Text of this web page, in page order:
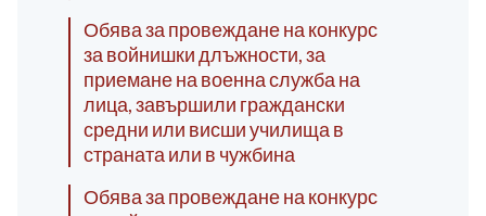
Обява за провеждане на конкурс
за войнишки длъжности, за
приемане на военна служба на
лица, завършили граждански
средни или висши училища в
страната или в чужбина
Обява за провеждане на конкурс